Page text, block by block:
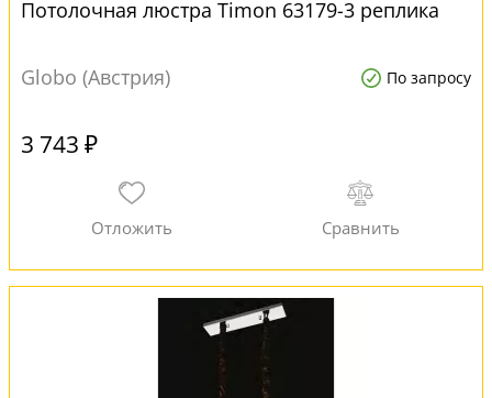
Потолочная люстра Timon 63179-3 реплика
Globo (Австрия) По запросу
3 743 ₽